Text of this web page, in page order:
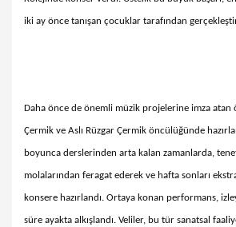
iki ay önce tanışan çocuklar tarafından
Daha önce de önemli müzik projelerine imza atan
Çermik ve Aslı Rüzgar Çermik öncülüğünde
boyunca derslerinden arta kalan zamanlarda,
molalarından feragat ederek ve hafta sonları
konsere hazırlandı. Ortaya konan performans,
süre ayakta alkışlandı. Veliler, bu tür sanatsal